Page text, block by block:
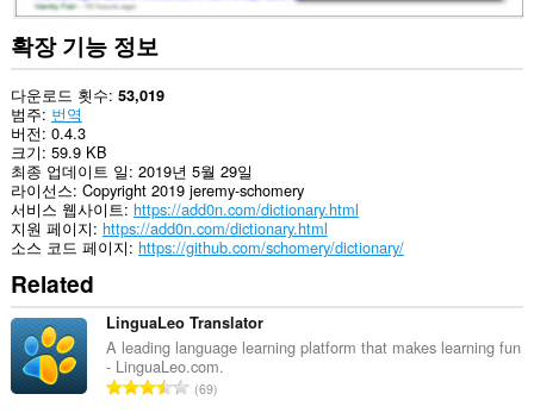
할
수
있
습
니
다.
이
확
장
기
능
은
일
부
웹
사
이
트
의
데
확장 기능 정보
다운로드 횟수 53,019
범주 번역
버전 0.4.3
크기 59.9 KB
최종 업데이트 일 2019년 5월 29일
라이선스 Copyright 2019 jeremy-schomery
서비스 웹사이트 https://add0n.com/dictionary.html
지원 페이지 https://add0n.com/dictionary.html
소스 코드 페이지 https://github.com/schomery/dictionary/
Related
LinguaLeo Translator
A leading language learning platform that makes learning fun
- LinguaLeo.com.
총69